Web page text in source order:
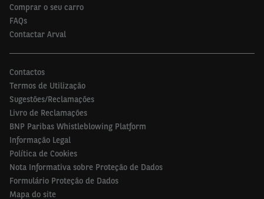
Comprar o seu carro
FAQs
Contactar Arval
Contactos
Termos de Utilização
Sugestões/Reclamações
Livro de Reclamações
BNP Paribas Whistleblowing Platform
Informação Legal
Política de Cookies
Nota Informativa sobre Proteção de Dados
Formulário Proteção de Dados
Mapa do site